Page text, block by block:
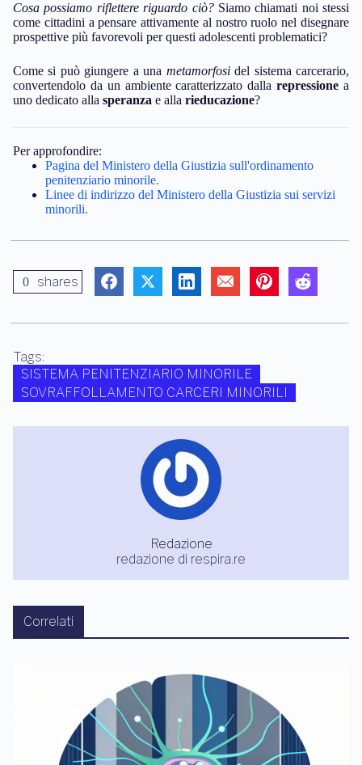
Cosa possiamo riflettere riguardo ciò?Siamo chiamati noi stessi
come cittadini a pensare attivamente al nostro ruolo nel disegnare
prospettive più favorevoli per questi adolescenti problematici?
Come si può giungere a una metamorfosidel sistema carcerario,
convertendolo da un ambiente caratterizzato dallarepressione a
uno dedicato alla speranza e alla rieducazione?
Per approfondire:
Pagina del Ministero della Giustizia sull'ordinamento
penitenziario minorile.
Linee di indirizzo del Ministero della Giustizia sui servizi
minorili.
0 shares
Tags:
SISTEMA PENITENZIARIO MINORILE
SOVRAFFOLLAMENTO CARCERI MINORILI
Redazione
redazione di respira.re
Correlati